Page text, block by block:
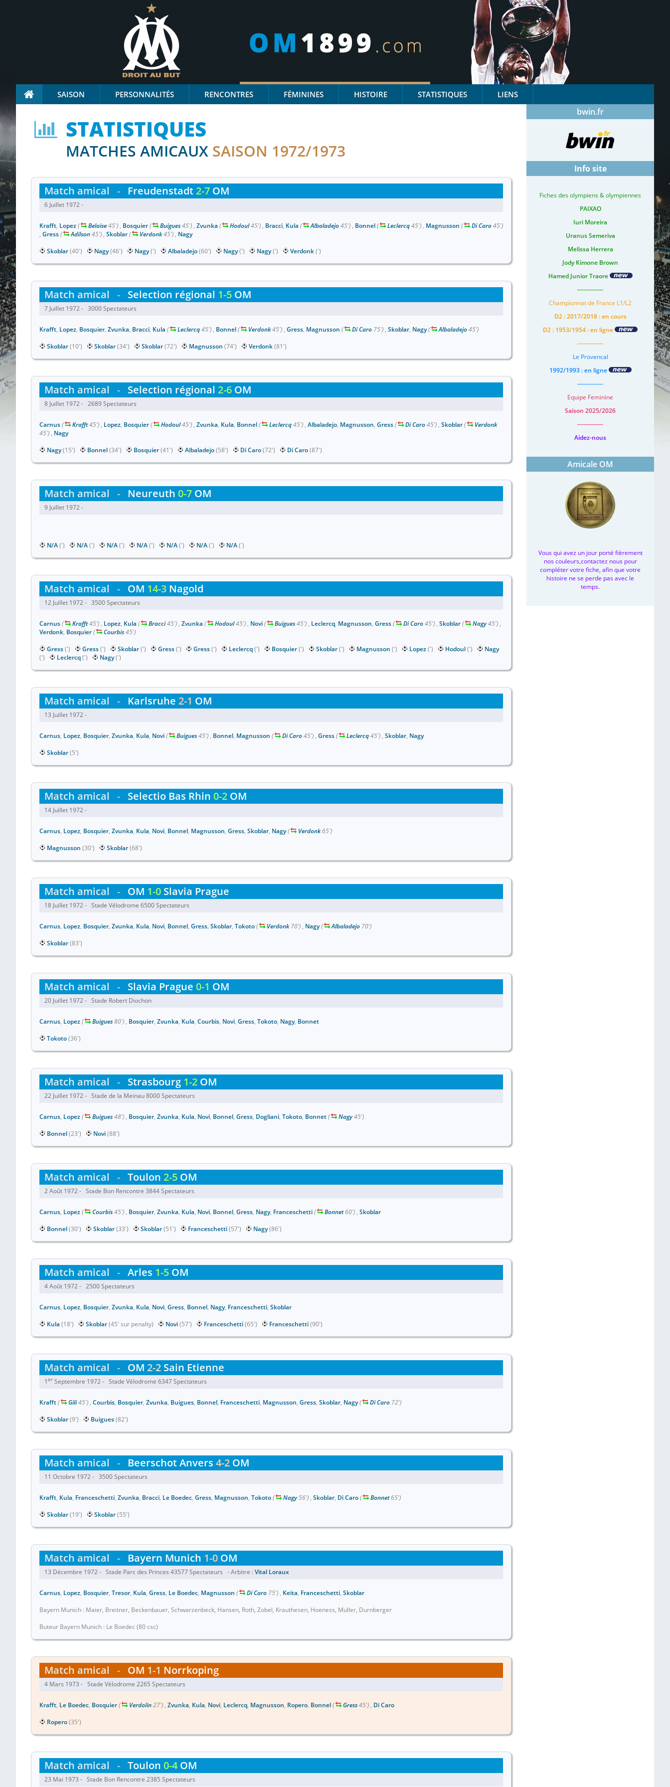
SAISON PERSONNALITÉS RENCONTRES FÉMININES HISTOIRE STATISTIQUES LIENS
STATISTIQUES
MATCHES AMICAUX SAISON 1972/1973
Match amical - Freudenstadt 2-7 OM
6 Juillet 1972 -
Krafft, Lopez( Belaise45') , Bosquier( Buigues45') , Zvunka ( Hodoul45') , Bracci, Kula ( Albaladejo45') , Bonnel( Leclercq45') , Magnusson ( Di Caro45')
, Gress( Adilson45') , Skoblar( Verdonk45') , Nagy
Skoblar(40') Nagy(46') Nagy(') Albaladejo(60') Nagy(') Nagy(') Verdonk(')
Match amical - Selection régional 1-5 OM
7 Juillet 1972 - 3000 Spectateurs
Krafft, Lopez, Bosquier, Zvunka, Bracci, Kula ( Leclercq45') , Bonnel( Verdonk45') , Gress, Magnusson ( Di Caro 75') , Skoblar, Nagy( Albaladejo45')
Skoblar(10') Skoblar(34') Skoblar(72') Magnusson (74') Verdonk(81')
Match amical - Selection régional 2-6 OM
8 Juillet 1972 - 2689 Spectateurs
Carnus( Krafft45') , Lopez, Bosquier( Hodoul45') , Zvunka, Kula, Bonnel( Leclercq45') , Albaladejo, Magnusson, Gress( Di Caro45') , Skoblar(
Verdonk
45') , Nagy
Nagy(15') Bonnel(34') Bosquier(41') Albaladejo(58') Di Caro(72') Di Caro(87')
Match amical - Neureuth 0-7 OM
9 Juillet 1972 -
N/A(') N/A(') N/A(') N/A(') N/A(') N/A(') N/A(')
Match amical - OM 14-3 Nagold
12 Juillet 1972 - 3500 Spectateurs
Carnus( Krafft45') , Lopez, Kula ( Bracci45') , Zvunka ( Hodoul45') , Novi( Buigues45') , Leclercq, Magnusson, Gress( Di Caro45') , Skoblar( Nagy45') ,
Verdonk, Bosquier( Courbis45')
Gress(') Gress(') Skoblar(') Gress(') Gress(') Leclercq(') Bosquier(') Skoblar(') Magnusson (') Lopez(') Hodoul(')
Nagy
(')
Leclercq(') Nagy(')
Match amical - Karlsruhe 2-1 OM
13 Juillet 1972 -
Carnus, Lopez, Bosquier, Zvunka, Kula, Novi( Buigues45') , Bonnel, Magnusson ( Di Caro45') , Gress( Leclercq45') , Skoblar, Nagy
Skoblar(5')
Match amical - Selectio Bas Rhin 0-2 OM
14 Juillet 1972 -
Carnus, Lopez, Bosquier, Zvunka, Kula, Novi, Bonnel, Magnusson, Gress, Skoblar, Nagy( Verdonk65')
Magnusson (30') Skoblar(68')
Match amical - OM 1-0 Slavia Prague
18 Juillet 1972 - Stade Vélodrome 6500 Spectateurs
Carnus, Lopez, Bosquier, Zvunka, Kula, Novi, Bonnel, Gress, Skoblar, Tokoto( Verdonk70') , Nagy( Albaladejo 70')
Skoblar(83')
Match amical - Slavia Prague 0-1 OM
20 Juillet 1972 - Stade Robert Diochon
Carnus, Lopez( Buigues80') , Bosquier, Zvunka, Kula, Courbis, Novi, Gress, Tokoto, Nagy, Bonnet
Tokoto(36')
Match amical - Strasbourg 1-2 OM
22 Juillet 1972 - Stade de la Meinau 8000 Spectateurs
Carnus, Lopez( Buigues48') , Bosquier, Zvunka, Kula, Novi, Bonnel, Gress, Dogliani, Tokoto, Bonnet( Nagy45')
Bonnel(23') Novi(88')
Match amical - Toulon 2-5 OM
2 Août 1972 - Stade Bon Rencontre 3844 Spectateurs
Carnus, Lopez( Courbis45') , Bosquier, Zvunka, Kula, Novi, Bonnel, Gress, Nagy, Franceschetti( Bonnet60') , Skoblar
Bonnel(30') Skoblar(33') Skoblar(51') Franceschetti(57') Nagy(86')
Match amical - Arles 1-5 OM
4 Août 1972 - 2500 Spectateurs
Carnus, Lopez, Bosquier, Zvunka, Kula, Novi, Gress, Bonnel, Nagy, Franceschetti, Skoblar
Kula (18') Skoblar(45' sur penalty) Novi(57') Franceschetti(65') Franceschetti(90')
Match amical - OM 2-2 Sain Etienne
1er Septembre 1972 - Stade Vélodrome 6347 Spectateurs
Krafft( Gili45') , Courbis, Bosquier, Zvunka, Buigues, Bonnel, Franceschetti, Magnusson, Gress, Skoblar, Nagy( Di Caro 72')
Skoblar(9') Buigues(82')
Match amical - Beerschot Anvers 4-2 OM
11 Octobre 1972 - 3500 Spectateurs
Krafft, Kula, Franceschetti, Zvunka, Bracci, Le Boedec, Gress, Magnusson, Tokoto( Nagy56') , Skoblar, Di Caro( Bonnet65')
Skoblar(19') Skoblar(55')
Match amical - Bayern Munich 1-0 OM
13 Décembre 1972 - Stade Parc des Princes 43577 Spectateurs - Arbitre :Vital Loraux
Carnus, Lopez, Bosquier, Tresor, Kula, Gress, Le Boedec, Magnusson ( Di Caro 75') , Keita, Franceschetti, Skoblar
Bayern Munich : Maier, Breitner, Beckenbauer, Schwarzenbeck, Hansen, Roth, Zobel, Krauthesen, Hoeness, Muller, Durnberger
Buteur Bayern Munich : Le Boedec (80 csc)
Match amical - OM 1-1 Norrkoping
4 Mars 1973 - Stade Vélodrome 2265 Spectateurs
Krafft, Le Boedec, Bosquier( Verdolin27') , Zvunka, Kula, Novi, Leclercq, Magnusson, Ropero, Bonnel( Gress45') , Di Caro
Ropero(35')
Match amical - Toulon 0-4 OM
23 Mai 1973 - Stade Bon Rencontre 2385 Spectateurs
bwin.fr
Info site
Fiches des olympiens & olympiennes
PAIXAO
Iuri Moreira
Uranus Semeriva
Melissa Herrera
Jody Kimone Brown
Hamed Junior Traore
-------------
Championnat de France L1/L2
D2 : 2017/2018 : en cours
D2 : 1953/1954 : en ligne
-------------
Le Provencal
1992/1993 : en ligne
-------------
Equipe Feminine
Saison 2025/2026
-------------
Aidez-nous
Amicale OM
Vous qui avez un jour porté fièrement
nos couleurs,contactez nous pour
compléter votre fiche, afin que votre
histoire ne se perde pas avec le
temps.